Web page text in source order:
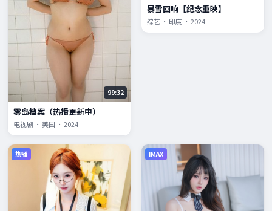
99:32
雾岛档案（热播更新中）
电视剧 · 美国 · 2024
暴雪回响【纪念重映】
综艺 · 印度 · 2024
热播 IMAX